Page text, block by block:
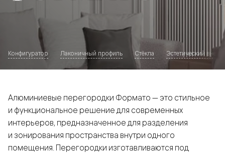
Конфигуратор Лаконичный профиль Стёкла Эстетический
Алюминиевые перегородки Формато — это стильное
и функциональное решение для современных
интерьеров, предназначенное для разделения
и зонирования пространства внутри одного
помещения. Перегородки изготавливаются под